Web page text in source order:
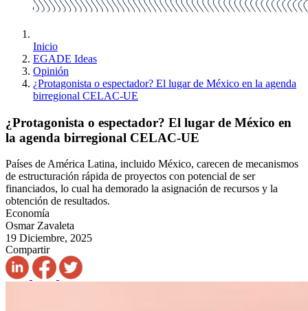
Inicio
EGADE Ideas
Opinión
¿Protagonista o espectador? El lugar de México en la agenda
birregional CELAC-UE
¿Protagonista o espectador? El lugar de México en
la agenda birregional CELAC-UE
Países de América Latina, incluido México, carecen de mecanismos
de estructuración rápida de proyectos con potencial de ser
financiados, lo cual ha demorado la asignación de recursos y la
obtención de resultados.
Economía
Osmar Zavaleta
19 Diciembre, 2025
Compartir